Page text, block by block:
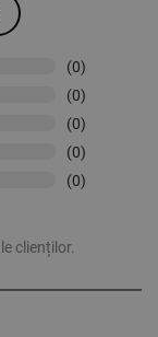
(0)
(0)
(0)
(0)
(0)
clienților.